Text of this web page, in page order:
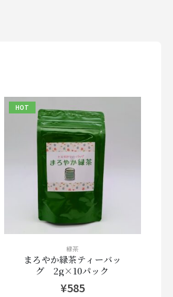
HOT
緑茶
まろやか緑茶ティーバッ
グ 2g×10パック
¥585